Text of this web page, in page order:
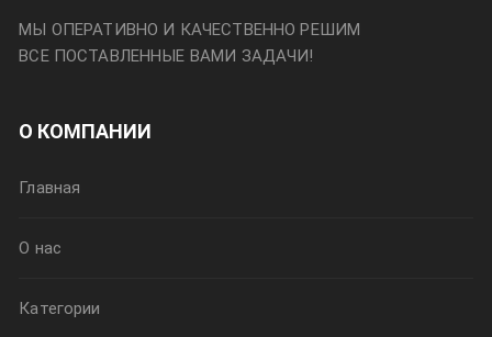
МЫ ОПЕРАТИВНО И КАЧЕСТВЕННО РЕШИМ
ВСЕ ПОСТАВЛЕННЫЕ ВАМИ ЗАДАЧИ!
О КОМПАНИИ
Главная
О нас
Категории